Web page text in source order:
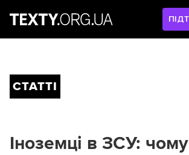
СТАТТІ
Іноземці в ЗСУ: чому